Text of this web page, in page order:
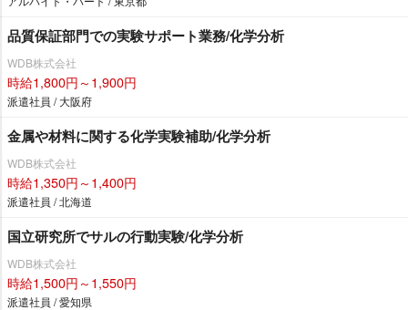
品質保証部門での実験サポート業務/化学分析
WDB株式会社
時給1,800円～1,900円
派遣社員 / 大阪府
金属や材料に関する化学実験補助/化学分析
WDB株式会社
時給1,350円～1,400円
派遣社員 / 北海道
国立研究所でサルの行動実験/化学分析
WDB株式会社
時給1,500円～1,550円
派遣社員 / 愛知県